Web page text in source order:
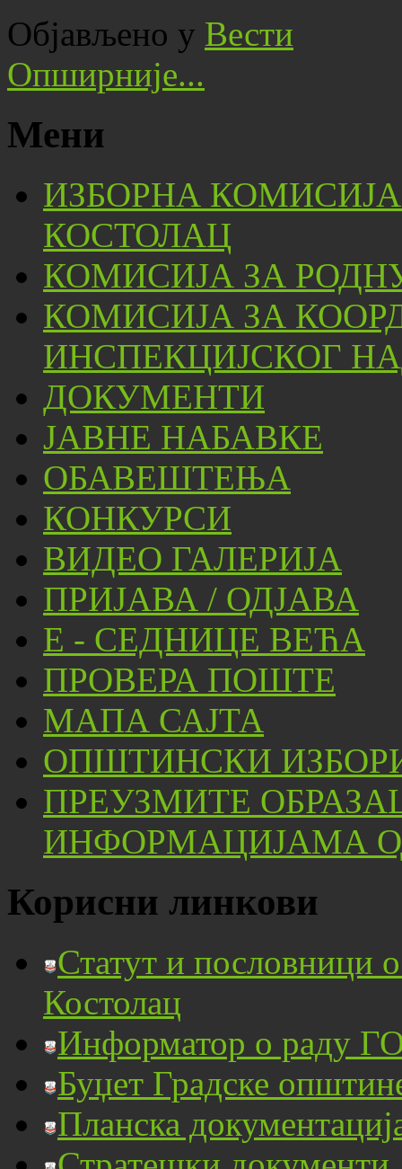
Објављено у Вести
Опширније...
Мени
ИЗБОРНА
КОСТОЛАЦ
КОМИСИЈА ЗА
КОМИСИЈА ЗА
ИНСПЕКЦИЈСКОГ
ДОКУМЕНТИ
ЈАВНЕ НАБАВКЕ
ОБАВЕШТЕЊА
КОНКУРСИ
ВИДЕО ГАЛЕРИЈА
ПРИЈАВА / ОДЈАВА
Е - СЕДНИЦЕ ВЕЋА
ПРОВЕРА ПОШТЕ
МАПА САЈТА
ОПШТИНСКИ
ПРЕУЗМИТЕ
ИНФОРМАЦИЈАМА
Корисни линкови
Статут и пословници
Костолац
Информатор о раду
Буџет Градске
Планска